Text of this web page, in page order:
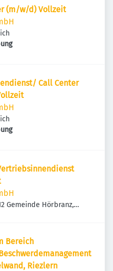
(m/w/d) Vollzeit
Call Center
Gemeinde Hörbranz,
Bereich
Riezlern